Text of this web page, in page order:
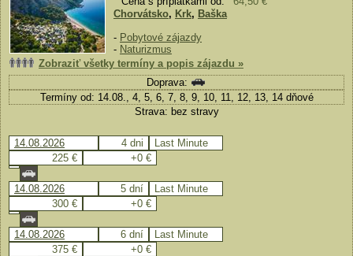
Chorvátsko, Krk, Baška
- Pobytové zájazdy
- Naturizmus
Zobraziť všetky termíny a popis zájazdu »
Doprava:
Termíny od: 14.08., 4, 5, 6, 7, 8, 9, 10, 11, 12, 13, 14 dňové
Strava: bez stravy
14.08.2026 4 dni
Last Minute
225 €
+0 €
14.08.2026 5 dní
Last Minute
300 €
+0 €
14.08.2026 6 dní
Last Minute
375 €
+0 €